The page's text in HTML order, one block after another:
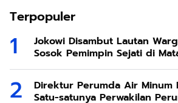
Terpopuler
Jokowi Disambut Lautan
Sosok Pemimpin Sejati di
Direktur Perumda Air Minum
Satu-satunya Perwakilan